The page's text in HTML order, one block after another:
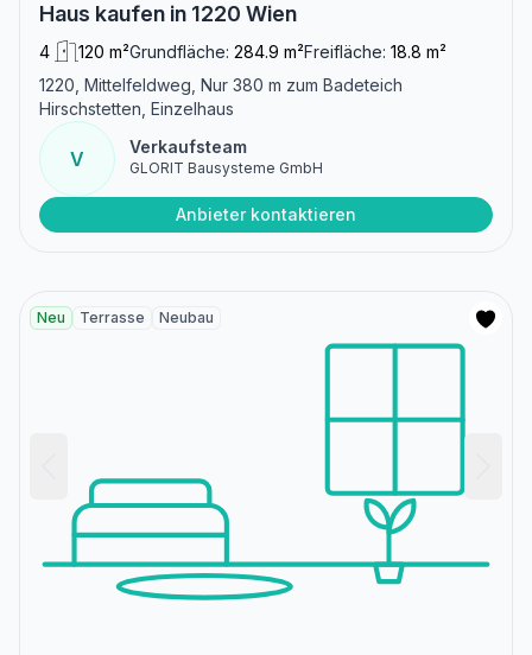
Haus kaufen in 1220 Wien
4 120 m²Grundfläche: 284.9 m²Freifläche: 18.8 m²
1220, Mittelfeldweg, Nur 380 m zum Badeteich
Hirschstetten, Einzelhaus
V
Verkaufsteam
GLORIT Bausysteme GmbH
Anbieter kontaktieren
Neu Terrasse Neubau